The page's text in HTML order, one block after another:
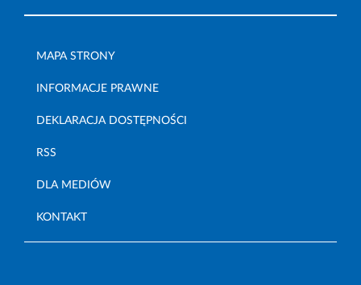
MAPA STRONY
INFORMACJE PRAWNE
DEKLARACJA DOSTĘPNOŚCI
RSS
DLA MEDIÓW
KONTAKT